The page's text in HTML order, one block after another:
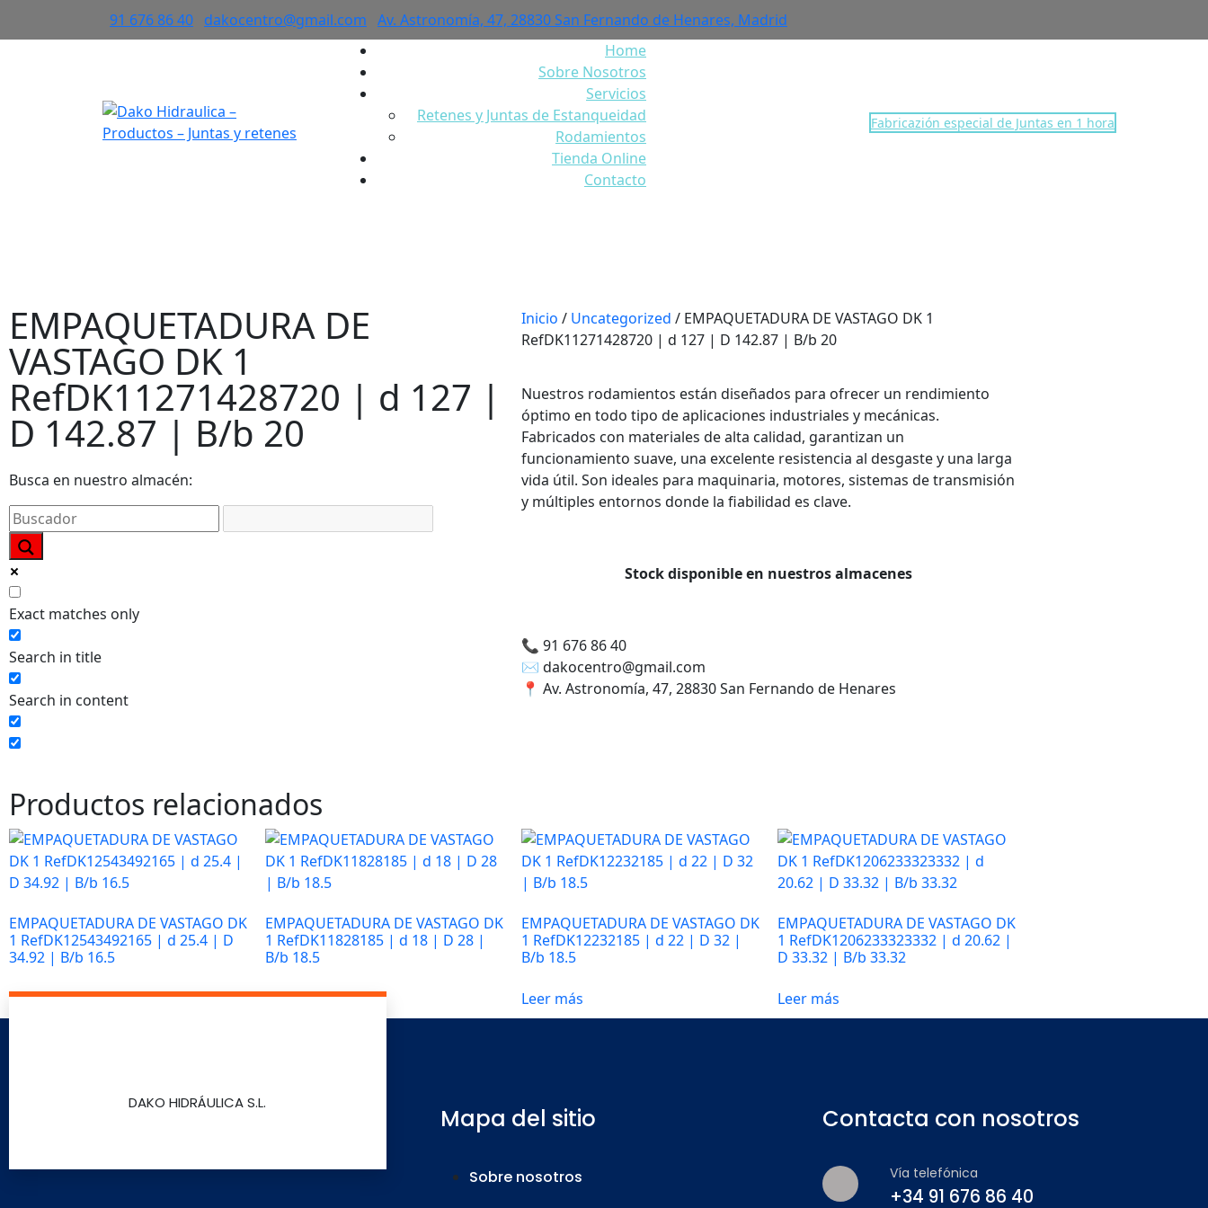
91 676 86 40 dakocentro@gmail.com Av. Astronomía, 47, 28830 San Fernando de Henares, Madrid
Home
Sobre Nosotros
Servicios
Retenes y Juntas de Estanqueidad
Rodamientos
Tienda Online
Contacto
Fabricazión especial de Juntas en 1 hora
EMPAQUETADURA DE
VASTAGO DK 1
RefDK11271428720 | d 127 |
D 142.87 | B/b 20
Busca en nuestro almacén:
Exact matches only
Search in title
Search in content
Inicio / Uncategorized / EMPAQUETADURA DE VASTAGO DK 1
RefDK11271428720 | d 127 | D 142.87 | B/b 20
Nuestros rodamientos están diseñados para ofrecer un rendimiento
óptimo en todo tipo de aplicaciones industriales y mecánicas.
Fabricados con materiales de alta calidad, garantizan un
funcionamiento suave, una excelente resistencia al desgaste y una larga
vida útil. Son ideales para maquinaria, motores, sistemas de transmisión
y múltiples entornos donde la fiabilidad es clave.
Stock disponible en nuestros almacenes
📞 91 676 86 40
✉️ dakocentro@gmail.com
📍 Av. Astronomía, 47, 28830 San Fernando de Henares
Productos relacionados
EMPAQUETADURA DE VASTAGO DK
1 RefDK12543492165 | d 25.4 | D
34.92 | B/b 16.5
Leer más
EMPAQUETADURA DE VASTAGO DK
1 RefDK11828185 | d 18 | D 28 |
B/b 18.5
Leer más
EMPAQUETADURA DE VASTAGO DK
1 RefDK12232185 | d 22 | D 32 |
B/b 18.5
Leer más
EMPAQUETADURA DE VASTAGO DK
1 RefDK1206233323332 | d 20.62 |
D 33.32 | B/b 33.32
Leer más
DAKO HIDRÁULICA S.L.
Mapa del sitio
Sobre nosotros
Contacta con nosotros
Vía telefónica
+34 91 676 86 40
Necesarias
Estas
cookies no
opcionales.
Son
necesarias
para que
Estadísticas